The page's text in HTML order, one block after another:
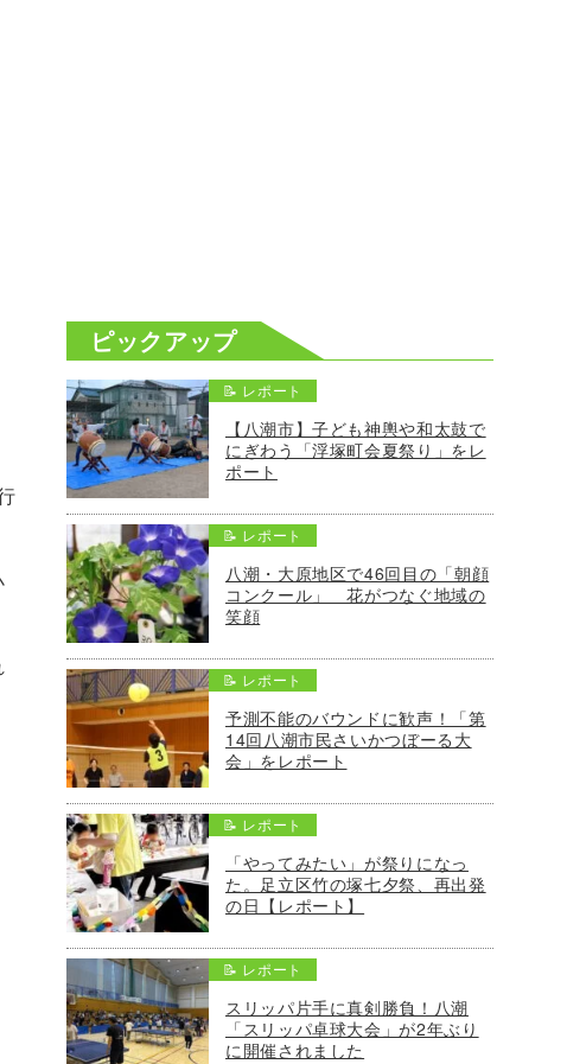
ピックアップ
📝 レポート
【八潮市】子ども神輿や和太鼓で
にぎわう「浮塚町会夏祭り」をレ
ポート
📝 レポート
八潮・大原地区で46回目の「朝顔
コンクール」 花がつなぐ地域の
笑顔
📝 レポート
予測不能のバウンドに歓声！「第
14回八潮市民さいかつぼーる大
会」をレポート
📝 レポート
「やってみたい」が祭りになっ
た。足立区竹の塚七夕祭、再出発
の日【レポート】
📝 レポート
スリッパ片手に真剣勝負！八潮
「スリッパ卓球大会」が2年ぶり
に開催されました